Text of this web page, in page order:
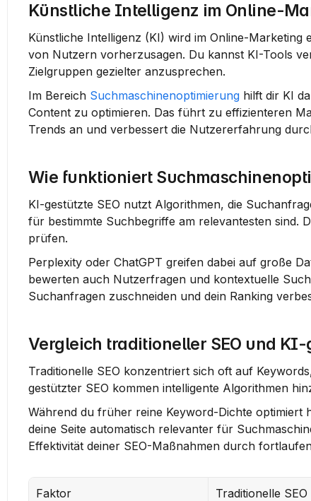
Künstliche Intelligenz im Online-
Künstliche Intelligenz (KI) wird im Online-
von Nutzern vorherzusagen. Du kannst KI-Tools
Zielgruppen gezielter anzusprechen.
Im Bereich Suchmaschinenoptimierung hilft dir KI
Content zu optimieren. Das führt zu effizienteren
Trends an und verbessert die Nutzererfahrung
Wie funktioniert
KI-gestützte SEO nutzt Algorithmen, die
für bestimmte Suchbegriffe am relevantesten sind.
prüfen.
Perplexity oder ChatGPT greifen dabei auf große
bewerten auch Nutzerfragen und kontextuelle
Suchanfragen zuschneiden und dein Ranking
Vergleich traditioneller SEO und
Traditionelle SEO konzentriert sich oft auf
gestützter SEO kommen intelligente Algorithmen
Während du früher reine Keyword-Dichte optimiert
deine Seite automatisch relevanter für
Effektivität deiner SEO-Maßnahmen durch
Faktor Traditionelle SEO